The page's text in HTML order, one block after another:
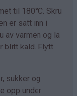
til 180°C. Skru
er satt inn i
av varmen og la
blitt kald. Flytt
sukker og
opp under